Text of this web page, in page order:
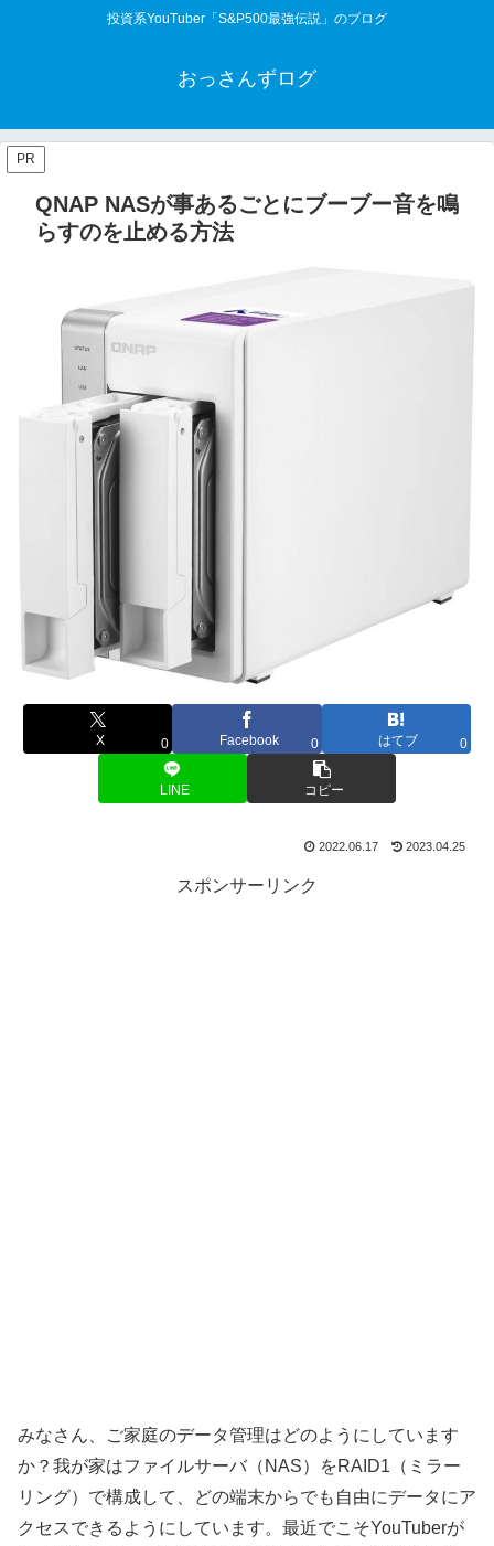
投資系YouTuber「S&P500最強伝説」のブログ
おっさんずログ
PR
QNAP NASが事あるごとにブーブー音を鳴
らすのを止める方法
X 0 Facebook 0 はてブ 0
LINE コピー
2022.06.17 2023.04.25
スポンサーリンク
みなさん、ご家庭のデータ管理はどのようにしています
か？我が家はファイルサーバ（NAS）をRAID1（ミラー
リング）で構成して、どの端末からでも自由にデータにア
クセスできるようにしています。最近でこそYouTuberが